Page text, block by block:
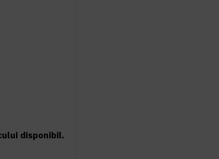
disponibil.